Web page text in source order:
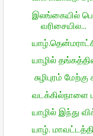
இலங்கையில்
வரிசையில...
யாழில்
சுழிபுரம்
வடக்கில்நாளை
யாழில் இந்து
யாழ்.